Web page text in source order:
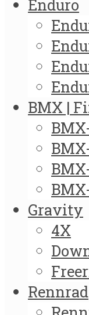
Enduro
BMX |
Gravity
4X
Rennrad